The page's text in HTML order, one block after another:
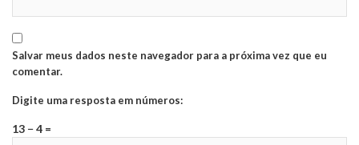
Salvar meus dados neste navegador para a próxima vez que eu
comentar.
Digite uma resposta em números:
13 − 4 =